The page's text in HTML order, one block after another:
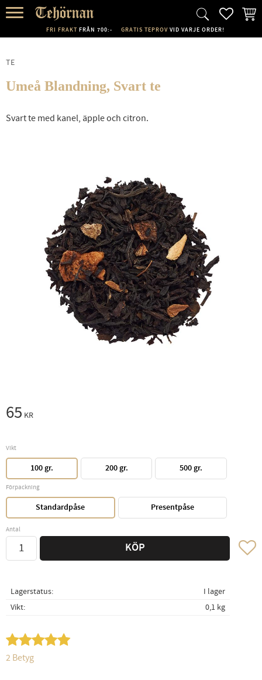
FRI FRAKT FRÅN 700:- GRATIS TEPROV VID VARJE ORDER!
TE
Umeå Blandning, Svart te
Svart te med kanel, äpple och citron.
65 KR
Vikt
100 gr. 200 gr. 500 gr.
Förpackning
Standardpåse Presentpåse
Antal
KÖP Lägg
Lagerstatus
I lager
Vikt
0,1 kg
2 Betyg